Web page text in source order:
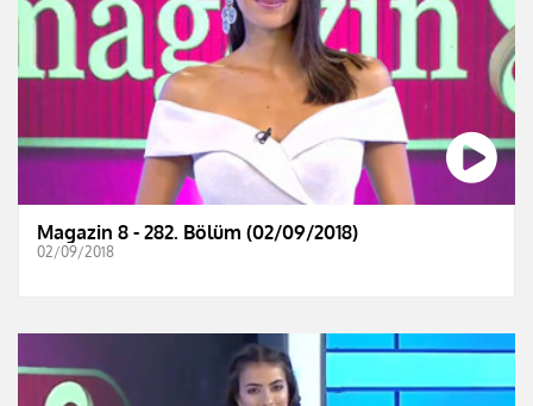
Magazin 8 - 282. Bölüm (02/09/2018)
02/09/2018